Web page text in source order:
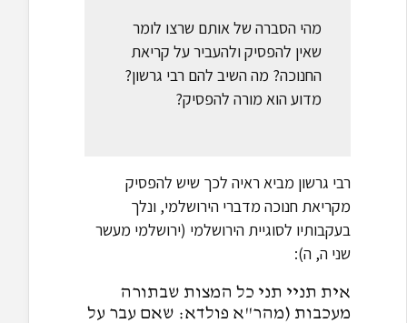
מהי הסברה של אותם שרצו לומר
שאין להפסיק ולהעביר על קריאת
החנוכה? מה השיב להם רבי גרשון?
מדוע הוא מורה להפסיק?
רבי גרשון מביא ראיה לכך שיש להפסיק
מקריאת חנוכה מדברי הירושלמי, ונלך
בעקבותיו לסוגיית הירושלמי (ירושלמי מעשר
שני ה, ה):
אית תניי תני כל המצות שבתורה
מעכבות (מהר"א פולדא: שאם עבר על